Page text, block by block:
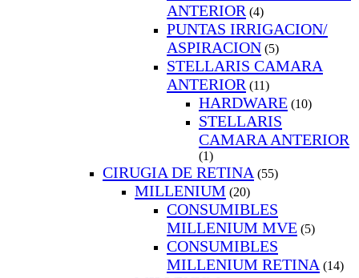
ANTERIOR (4)
PUNTAS IRRIGACION/
ASPIRACION (5)
STELLARIS CAMARA
ANTERIOR (11)
HARDWARE (10)
STELLARIS
CAMARA ANTERIOR
(1)
CIRUGIA DE RETINA (55)
MILLENIUM (20)
CONSUMIBLES
MILLENIUM MVE (5)
CONSUMIBLES
MILLENIUM RETINA (14)